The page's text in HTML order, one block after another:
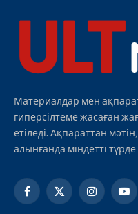
Материалдар мен
гиперсілтеме жасаған
етіледі. Ақпараттан
алынғанда міндетті түрде
Facebook
X
Instagram